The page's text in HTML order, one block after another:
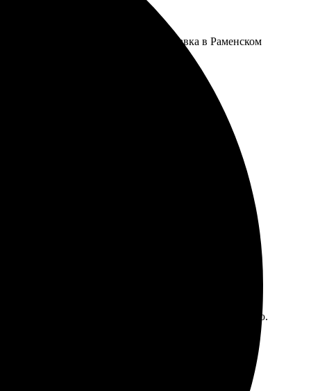
размер и оформил заказ. Доставка в Раменском
всем!
все детали четкие. Служба поддержки
все делается интуитивно. Доставка была быстрая,
подарок, все остались довольны. Рекомендую.